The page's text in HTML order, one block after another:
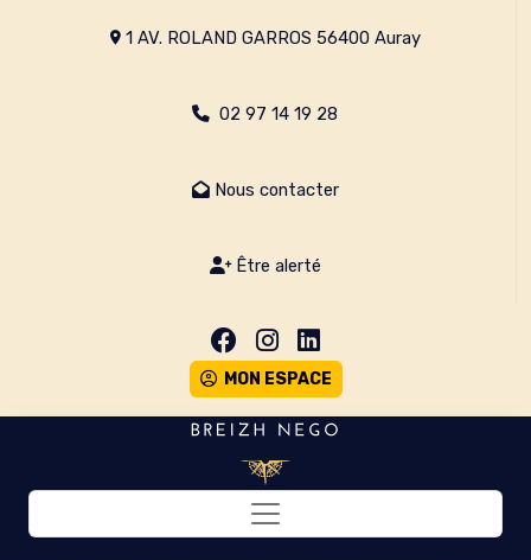
1 AV. ROLAND GARROS 56400 Auray
02 97 14 19 28
Nous contacter
Être alerté
MON ESPACE
Toggle navigation